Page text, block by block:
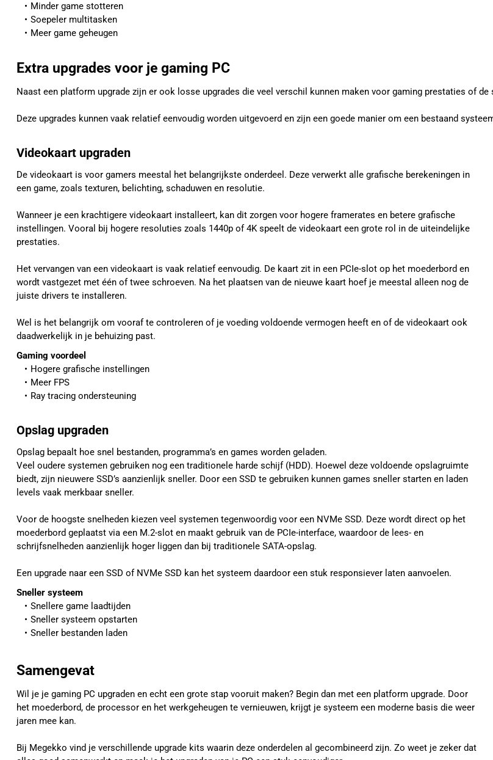
Minder game stotteren
Soepeler multitasken
Meer game geheugen
Extra upgrades voor je gaming PC
Naast een platform upgrade zijn er ook losse upgrades die veel verschil kunnen maken voor gaming prestaties of
Deze upgrades kunnen vaak relatief eenvoudig worden uitgevoerd en zijn een goede manier om een bestaand
Videokaart upgraden
De videokaart is voor gamers meestal het belangrijkste onderdeel. Deze verwerkt alle grafische berekeningen in
een game, zoals texturen, belichting, schaduwen en resolutie.
Wanneer je een krachtigere videokaart installeert, kan dit zorgen voor hogere framerates en betere grafische
instellingen. Vooral bij hogere resoluties zoals 1440p of 4K speelt de videokaart een grote rol in de uiteindelijke
prestaties.
Het vervangen van een videokaart is vaak relatief eenvoudig. De kaart zit in een PCIe-slot op het moederbord en
wordt vastgezet met één of twee schroeven. Na het plaatsen van de nieuwe kaart hoef je meestal alleen nog de
juiste drivers te installeren.
Wel is het belangrijk om vooraf te controleren of je voeding voldoende vermogen heeft en of de videokaart ook
daadwerkelijk in je behuizing past.
Gaming voordeel
Hogere grafische instellingen
Meer FPS
Ray tracing ondersteuning
Opslag upgraden
Opslag bepaalt hoe snel bestanden, programma’s en games worden geladen.
Veel oudere systemen gebruiken nog een traditionele harde schijf (HDD). Hoewel deze voldoende opslagruimte
biedt, zijn nieuwere SSD’s aanzienlijk sneller. Door een SSD te gebruiken kunnen games sneller starten en laden
levels vaak merkbaar sneller.
Voor de hoogste snelheden kiezen veel systemen tegenwoordig voor een NVMe SSD. Deze wordt direct op het
moederbord geplaatst via een M.2-slot en maakt gebruik van de PCIe-interface, waardoor de lees- en
schrijfsnelheden aanzienlijk hoger liggen dan bij traditionele SATA-opslag.
Een upgrade naar een SSD of NVMe SSD kan het systeem daardoor een stuk responsiever laten aanvoelen.
Sneller systeem
Snellere game laadtijden
Sneller systeem opstarten
Sneller bestanden laden
Samengevat
Wil je je gaming PC upgraden en echt een grote stap vooruit maken? Begin dan met een platform upgrade. Door
het moederbord, de processor en het werkgeheugen te vernieuwen, krijgt je systeem een moderne basis die weer
jaren mee kan.
Bij Megekko vind je verschillende upgrade kits waarin deze onderdelen al gecombineerd zijn. Zo weet je zeker dat